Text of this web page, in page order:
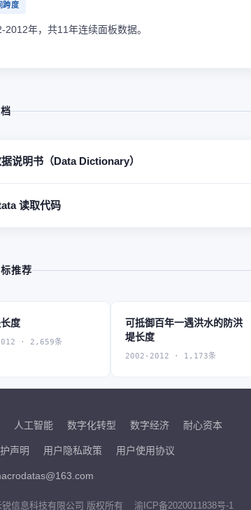
跨度
2012年，共11年连续面板数据。
说明书（Data Dictionary）
读取代码
推荐
度
· 2,659条
可抵御百年一遇洪水的防洪
堤长度
2002-2012 · 1,173条
人工智能 数字化转型 数字经济 耐心资本
声明 用户隐私政策 用户使用协议
信息科技有限公司 版权所有 渝ICP备2020011838号-1